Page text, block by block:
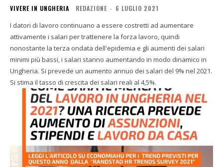
VIVERE IN UNGHERIA REDAZIONE - 6 LUGLIO 2021
I datori di lavoro continuano a essere costretti ad aumentare
attivamente i salari per trattenere la forza lavoro, quindi
nonostante la terza ondata dell'epidemia e gli aumenti dei salari
minimi più bassi, i salari stanno aumentando in modo dinamico in
Ungheria. Si prevede un aumento annuo dei salari del 9% nel 2021.
Si stima il tasso di crescita dei salari reali al 4,5%.